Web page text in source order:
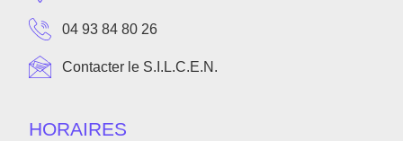
04 93 84 80 26
Contacter le S.I.L.C.E.N.
HORAIRES